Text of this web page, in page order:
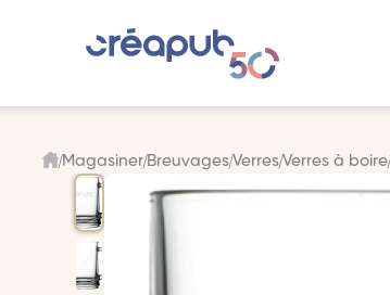
Magasiner Breuvages Verres Verres à boire